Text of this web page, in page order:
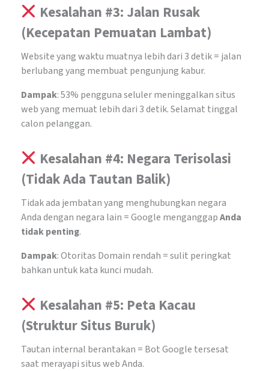
Kesalahan #3: Jalan Rusak
(Kecepatan Pemuatan Lambat)
Website yang waktu muatnya lebih dari 3 detik = jalan
berlubang yang membuat pengunjung kabur.
Dampak: 53% pengguna seluler meninggalkan situs
web yang memuat lebih dari 3 detik. Selamat tinggal
calon pelanggan.
Kesalahan #4: Negara Terisolasi
(Tidak Ada Tautan Balik)
Tidak ada jembatan yang menghubungkan negara
Anda dengan negara lain = Google menganggapAnda
tidak penting.
Dampak: Otoritas Domain rendah = sulit peringkat
bahkan untuk kata kunci mudah.
Kesalahan #5: Peta Kacau
(Struktur Situs Buruk)
Tautan internal berantakan = Bot Google tersesat
saat merayapi situs web Anda.